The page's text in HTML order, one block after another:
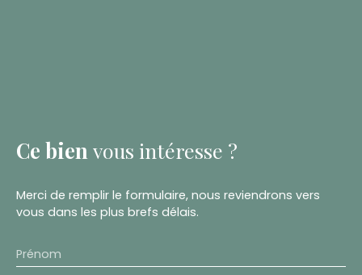
Ce bien vous intéresse ?
Merci de remplir le formulaire, nous reviendrons vers
vous dans les plus brefs délais.
Prénom